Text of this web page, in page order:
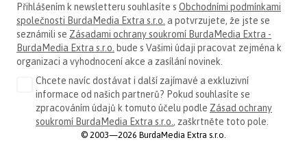
Přihlášením k newsletteru souhlasíte s Obchodními podmínkami
společnosti BurdaMedia Extra s.r.o. a potvrzujete, že jste se
seznámili se Zásadami ochrany soukromí BurdaMedia Extra -
BurdaMedia Extra s.r.o. bude s Vašimi údaji pracovat zejména k
organizaci a vyhodnocení akce a zasílání novinek.
Chcete navíc dostávat i další zajímavé a exkluzivní
informace od našich partnerů? Pokud souhlasíte se
zpracováním údajů k tomuto účelu podle Zásad ochrany
soukromí BurdaMedia Extra s.r.o. , zaškrtněte toto pole.
© 2003—2026 BurdaMedia Extra s.r.o.